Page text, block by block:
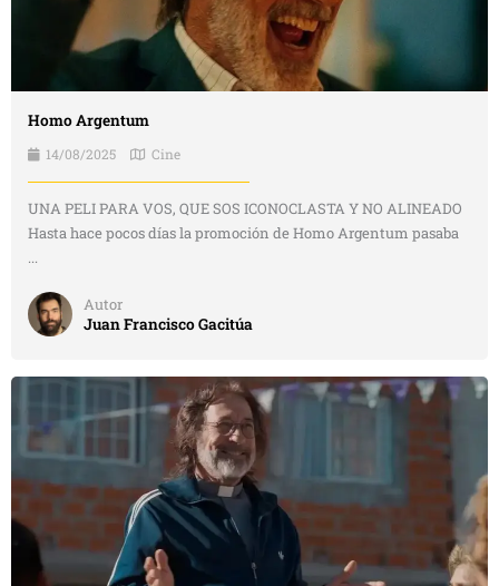
Homo Argentum
14/08/2025 Cine
UNA PELI PARA VOS, QUE SOS ICONOCLASTA Y NO ALINEADO
Hasta hace pocos días la promoción de Homo Argentum pasaba
...
Autor
Juan Francisco Gacitúa